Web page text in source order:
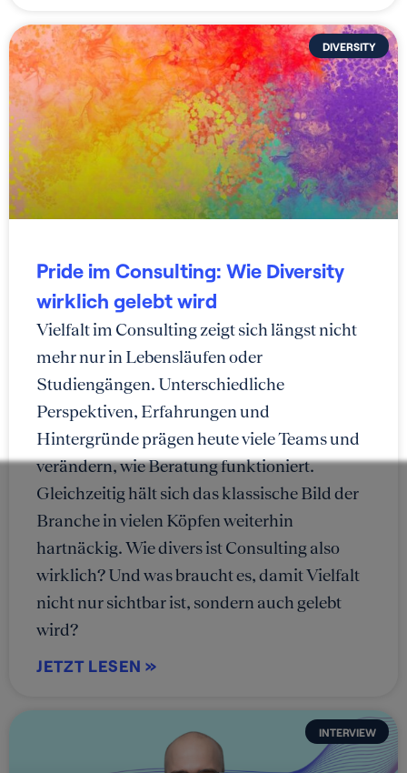
DIVERSITY
Pride im Consulting: Wie Diversity
wirklich gelebt wird
Vielfalt im Consulting zeigt sich längst nicht
mehr nur in Lebensläufen oder
Studiengängen. Unterschiedliche
Perspektiven, Erfahrungen und
Hintergründe prägen heute viele Teams und
verändern, wie Beratung funktioniert.
Gleichzeitig hält sich das klassische Bild der
Branche in vielen Köpfen weiterhin
hartnäckig. Wie divers ist Consulting also
wirklich? Und was braucht es, damit Vielfalt
nicht nur sichtbar ist, sondern auch gelebt
wird?
JETZT LESEN »
INTERVIEW